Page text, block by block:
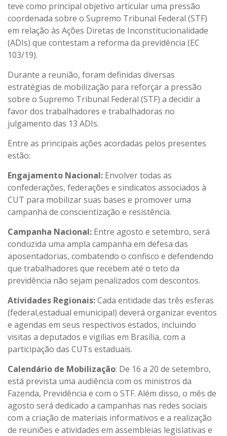
teve como principal objetivo articular uma pressão
coordenada sobre o Supremo Tribunal Federal (STF)
em relação às Ações Diretas de Inconstitucionalidade
(ADIs) que contestam a reforma da previdência (EC
103/19).
Durante a reunião, foram definidas diversas
estratégias de mobilização para reforçar a pressão
sobre o Supremo Tribunal Federal (STF) a decidir a
favor dos trabalhadores e trabalhadoras no
julgamento das 13 ADIs.
Entre as principais ações acordadas pelos presentes
estão:
Engajamento Nacional: Envolver todas as
confederações, federações e sindicatos associados à
CUT para mobilizar suas bases e promover uma
campanha de conscientização e resistência.
Campanha Nacional: Entre agosto e setembro, será
conduzida uma ampla campanha em defesa das
aposentadorias, combatendo o confisco e defendendo
que trabalhadores que recebem até o teto da
previdência não sejam penalizados com descontos.
Atividades Regionais:Cada entidade das três esferas
(federal,estadual emunicipal) deverá organizar eventos
e agendas em seus respectivos estados, incluindo
visitas a deputados e vigílias em Brasília, com a
participação das CUTs estaduais.
Calendário de Mobilização: De 16 a 20 de setembro,
está prevista uma audiência com os ministros da
Fazenda, Previdência e com o STF. Além disso, o mês de
agosto será dedicado a campanhas nas redes sociais
com a criação de materiais informativos e a realização
de reuniões e atividades em assembleias legislativas e